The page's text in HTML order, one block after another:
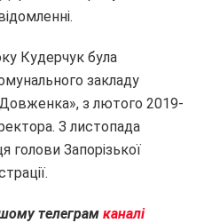
Кудерчук була
закладу
Довженка», з лютого 2019-
З листопада
голови Запорізької
телеграм каналі